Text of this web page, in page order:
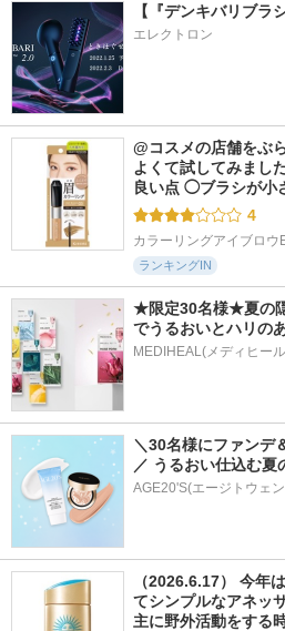
【『デンキバリブラ
エレクトロン
@コスメの店舗をぶ
よくて試してみまし
良い点 ◯ブラシが小
4
カラーリングアイブロウ
ランキングIN
★限定30名様★夏の
でうるおいとハリの
MEDIHEAL(メディヒー
＼30名様にファンデ
／ うるおい仕込む夏
AGE20'S(エージトウェ
（2026.6.17） 今年
てシンプルなアネッ
主に野外活動をする